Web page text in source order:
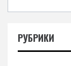
РУБРИКИ